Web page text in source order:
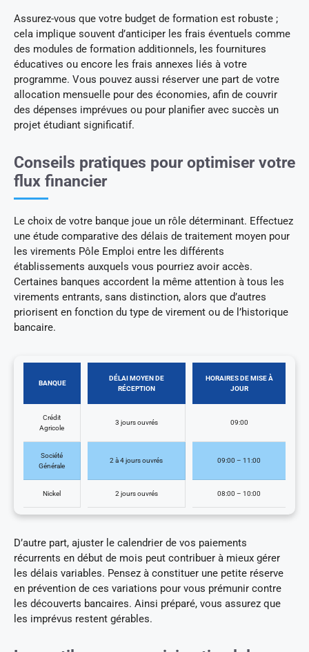
Assurez-vous que votre budget de formation est robuste ;
cela implique souvent d’anticiper les frais éventuels comme
des modules de formation additionnels, les fournitures
éducatives ou encore les frais annexes liés à votre
programme. Vous pouvez aussi réserver une part de votre
allocation mensuelle pour des économies, afin de couvrir
des dépenses imprévues ou pour planifier avec succès un
projet étudiant significatif.
Conseils pratiques pour optimiser votre
flux financier
Le choix de votre banque joue un rôle déterminant. Effectuez
une étude comparative des délais de traitement moyen pour
les virements Pôle Emploi entre les différents
établissements auxquels vous pourriez avoir accès.
Certaines banques accordent la même attention à tous les
virements entrants, sans distinction, alors que d’autres
priorisent en fonction du type de virement ou de l’historique
bancaire.
BANQUE
DÉLAI MOYEN DE
RÉCEPTION
HORAIRES DE MISE À
JOUR
Crédit
Agricole
3 jours ouvrés 09:00
Société
Générale
2 à 4 jours ouvrés 09:00 – 11:00
Nickel 2 jours ouvrés 08:00 – 10:00
D’autre part, ajuster le calendrier de vos paiements
récurrents en début de mois peut contribuer à mieux gérer
les délais variables. Pensez à constituer une petite réserve
en prévention de ces variations pour vous prémunir contre
les découverts bancaires. Ainsi préparé, vous assurez que
les imprévus restent gérables.